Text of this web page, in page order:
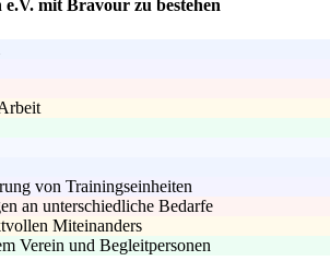
mit Bravour zu bestehen
von Trainingseinheiten
an unterschiedliche Bedarfe
Miteinanders
Verein und Begleitpersonen